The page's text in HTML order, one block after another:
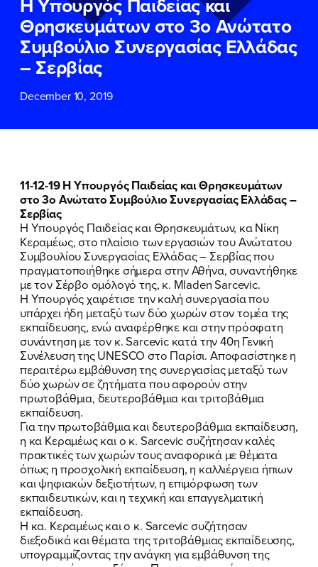
ΠΟΙΑ ΕΙΜΑΙ
ΕΡΓΟ
Θρησκευμάτων στο 3ο Ανώτατο
Συμβούλιο Συνεργασίας Ελλάδας
– Σερβίας
December 10, 2019
11-12-19 Η Υπουργός Παιδείας και Θρησκευμάτων
στο 3ο Ανώτατο Συμβούλιο Συνεργασίας Ελλάδας –
Σερβίας
Η Υπουργός Παιδείας και Θρησκευμάτων, κα Νίκη
Κεραμέως, στο πλαίσιο των εργασιών του Ανώτατου
Συμβουλίου Συνεργασίας Ελλάδας – Σερβίας που
πραγματοποιήθηκε σήμερα στην Αθήνα, συναντήθηκε
με τον Σέρβο ομόλογό της, κ. Mladen Sarcevic.
Η Υπουργός χαιρέτισε την καλή συνεργασία που
υπάρχει ήδη μεταξύ των δύο χωρών στον τομέα της
εκπαίδευσης, ενώ αναφέρθηκε και στην πρόσφατη
συνάντηση με τον κ. Sarcevic κατά την 40η Γενική
Συνέλευση της UNESCO στο Παρίσι. Αποφασίστηκε η
περαιτέρω εμβάθυνση της συνεργασίας μεταξύ των
δύο χωρών σε ζητήματα που αφορούν στην
πρωτοβάθμια, δευτεροβάθμια και τριτοβάθμια
εκπαίδευση.
Για την πρωτοβάθμια και δευτεροβάθμια εκπαίδευση,
η κα Κεραμέως και ο κ. Sarcevic συζήτησαν καλές
πρακτικές των χωρών τους αναφορικά με θέματα
όπως η προσχολική εκπαίδευση, η καλλιέργεια ήπιων
και ψηφιακών δεξιοτήτων, η επιμόρφωση των
εκπαιδευτικών, και η τεχνική και επαγγελματική
εκπαίδευση.
Η κα. Κεραμέως και ο κ. Sarcevic συζήτησαν
διεξοδικά και θέματα της τριτοβάθμιας εκπαίδευσης,
υπογραμμίζοντας την ανάγκη για εμβάθυνση της
ΕΠΙΘΕΤΟ*
ΤΗΛΕΦΩΝΟ
EMAIL
Δεδομένων
και τους τους
Χρήσηςτου δικτυακού τόπου του
Πολιτικού Γραφείου της Βουλευτού
Νίκης Κεραμέως
ΥΠΟΒΟΛΗ
ΕΠΙΘΕΤΟ*
ΤΗΛΕΦΩΝΟ
EMAIL
Δεδομένων
και τους τους
Χρήσηςτου δικτυακού τόπου του
Πολιτικού Γραφείου της Βουλευτού
Νίκης Κεραμέως
ΥΠΟΒΟΛΗ